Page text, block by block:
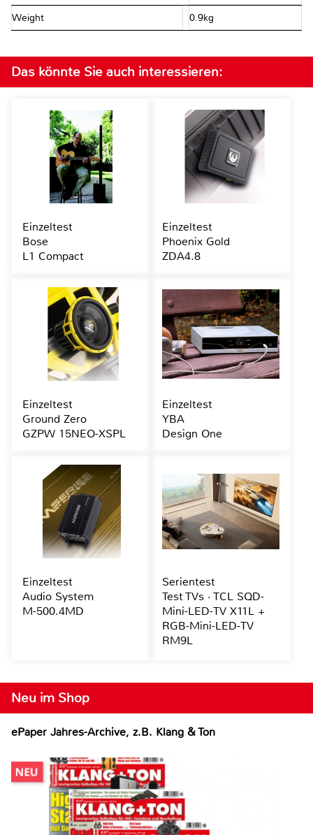
Weight 0.9kg
Neu im Shop
ePaper Jahres-Archive, z.B. Klang & Ton
Das könnte Sie auch interessieren:
Einzeltest
Bose
L1 Compact
Einzeltest
Phoenix Gold
ZDA4.8
Einzeltest
Ground Zero
GZPW 15NEO-XSPL
Einzeltest
YBA
Design One
Einzeltest
Audio System
M-500.4MD
Serientest
Test TVs · TCL SQD-
Mini-LED-TV X11L +
RGB-Mini-LED-TV
RM9L